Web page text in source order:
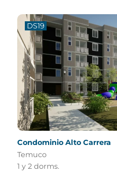
DS19
Condominio Alto Carrera
Temuco
1 y 2 dorms.